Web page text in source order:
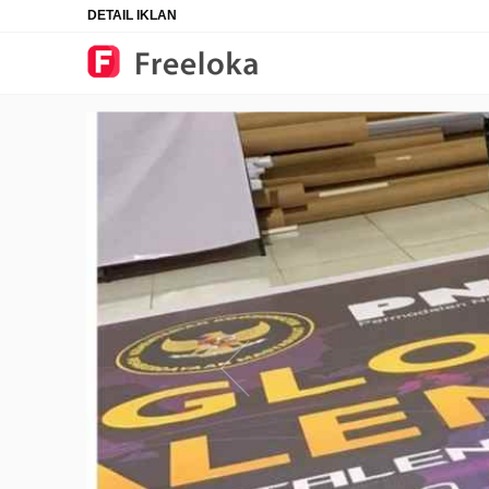
DETAIL IKLAN